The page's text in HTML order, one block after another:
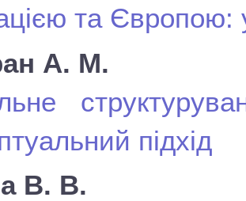
та Європою:
А. М.
підхід
В. В.